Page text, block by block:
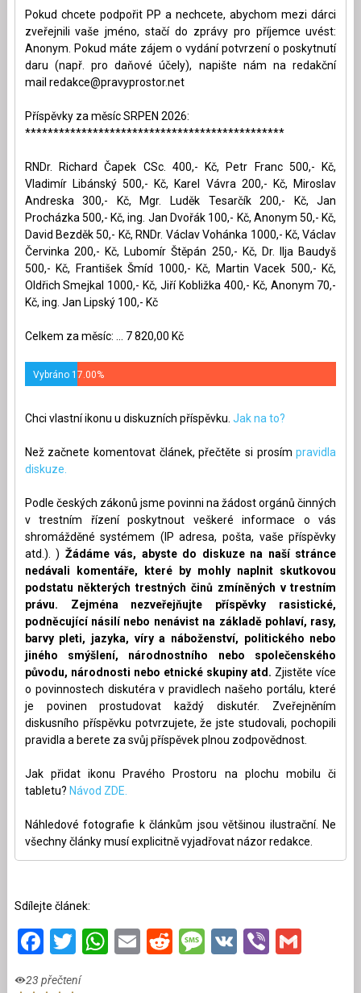
Pokud chcete podpořit PP a nechcete, abychom mezi dárci
zveřejnili vaše jméno, stačí do zprávy pro příjemce uvést:
Anonym. Pokud máte zájem o vydání potvrzení o poskytnutí
daru (např. pro daňové účely), napište nám na redakční
mail redakce@pravyprostor.net
Příspěvky za měsíc SRPEN 2026:
**********************************************
RNDr. Richard Čapek CSc. 400,- Kč, Petr Franc 500,- Kč,
Vladimír Libánský 500,- Kč, Karel Vávra 200,- Kč, Miroslav
Andreska 300,- Kč, Mgr. Luděk Tesarčík 200,- Kč, Jan
Procházka 500,- Kč, ing. Jan Dvořák 100,- Kč, Anonym 50,- Kč,
David Bezděk 50,- Kč, RNDr. Václav Vohánka 1000,- Kč, Václav
Červinka 200,- Kč, Lubomír Štěpán 250,- Kč, Dr. Ilja Baudyš
500,- Kč, František Šmíd 1000,- Kč, Martin Vacek 500,- Kč,
Oldřich Smejkal 1000,- Kč, Jiří Kobližka 400,- Kč, Anonym 70,-
Kč, ing. Jan Lipský 100,- Kč
Celkem za měsíc: ... 7 820,00 Kč
Vybráno 17.00%
Chci vlastní ikonu u diskuzních příspěvku. Jak na to?
Než začnete komentovat článek, přečtěte si prosímpravidla
diskuze.
Podle českých zákonů jsme povinni na žádost orgánů činných
v trestním řízení poskytnout veškeré informace o vás
shromážděné systémem (IP adresa, pošta, vaše příspěvky
atd.). ) Žádáme vás, abyste do diskuze na naší stránce
nedávali komentáře, které by mohly naplnit skutkovou
podstatu některých trestných činů zmíněných v trestním
právu. Zejména nezveřejňujte příspěvky rasistické,
podněcující násilí nebo nenávist na základě pohlaví, rasy,
barvy pleti, jazyka, víry a náboženství, politického nebo
jiného smýšlení, národnostního nebo společenského
původu, národnosti nebo etnické skupiny atd. Zjistěte více
o povinnostech diskutéra v pravidlech našeho portálu, které
je povinen prostudovat každý diskutér. Zveřejněním
diskusního příspěvku potvrzujete, že jste studovali, pochopili
pravidla a berete za svůj příspěvek plnou zodpovědnost.
Jak přidat ikonu Pravého Prostoru na plochu mobilu či
tabletu? Návod ZDE.
Náhledové fotografie k článkům jsou většinou ilustrační. Ne
všechny články musí explicitně vyjadřovat názor redakce.
Sdílejte článek:
Facebook
Twitter
WhatsApp
EmailRedditMessage
VKViber
23 přečtení